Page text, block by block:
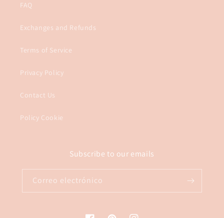
FAQ
Exchanges and Refunds
Terms of Service
Privacy Policy
Contact Us
Policy Cookie
Subscribe to our emails
Correo electrónico